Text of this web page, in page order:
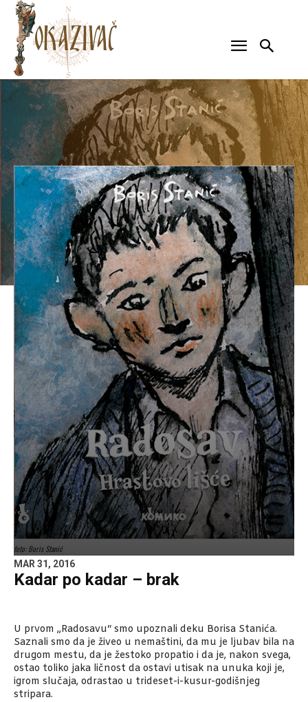
foto: Boris Stanić
MAR 31, 2016
Kadar po kadar – brak
U prvom „Radosavu“ smo upoznali deku Borisa Stanića.
Saznali smo da je živeo u nemaštini, da mu je ljubav bila na
drugom mestu, da je žestoko propatio i da je, nakon svega,
ostao toliko jaka ličnost da ostavi utisak na unuka koji je,
igrom slučaja, odrastao u trideset-i-kusur-godišnjeg
stripara.